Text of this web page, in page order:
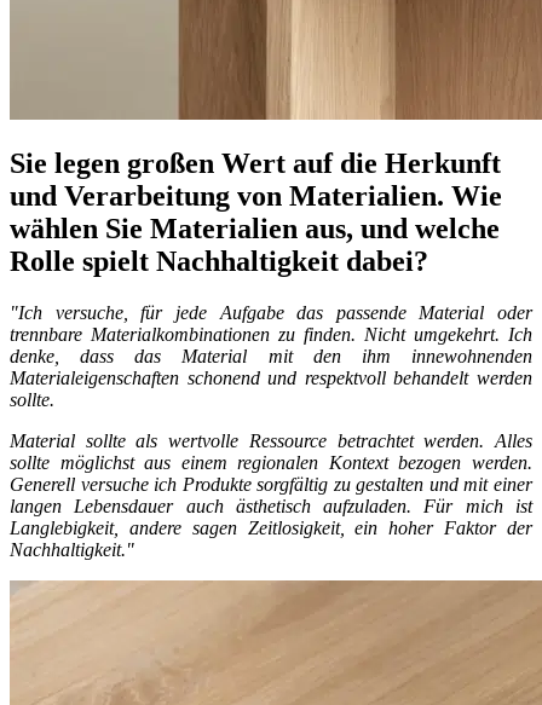
Sie legen großen Wert auf die Herkunft
und Verarbeitung von Materialien. Wie
wählen Sie Materialien aus, und welche
Rolle spielt Nachhaltigkeit dabei?
"Ich versuche, für jede Aufgabe das passende Material oder
trennbare Materialkombinationen zu finden. Nicht umgekehrt. Ich
denke, dass das Material mit den ihm innewohnenden
Materialeigenschaften schonend und respektvoll behandelt werden
sollte.
Material sollte als wertvolle Ressource betrachtet werden. Alles
sollte möglichst aus einem regionalen Kontext bezogen werden.
Generell versuche ich Produkte sorgfältig zu gestalten und mit einer
langen Lebensdauer auch ästhetisch aufzuladen. Für mich ist
Langlebigkeit, andere sagen Zeitlosigkeit, ein hoher Faktor der
Nachhaltigkeit."